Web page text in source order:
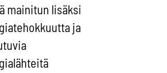
mainitun lisäksi
ja